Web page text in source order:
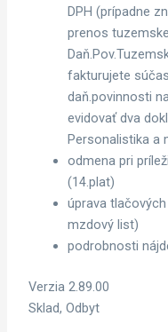
DPH (prípadne
prenos
fakturujete
daň.povinnosti
evidovať dva
Personalistika a
odmena pri
(14.plat)
úprava
mzdový list)
podrobnosti
Verzia 2.89.00
Sklad, Odbyt